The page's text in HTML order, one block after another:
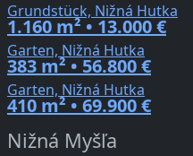
Grundstück, Nižná Hutka
1.160 m² • 13.000 €
Garten, Nižná Hutka
383 m² • 56.800 €
Garten, Nižná Hutka
410 m² • 69.900 €
Nižná Myšľa